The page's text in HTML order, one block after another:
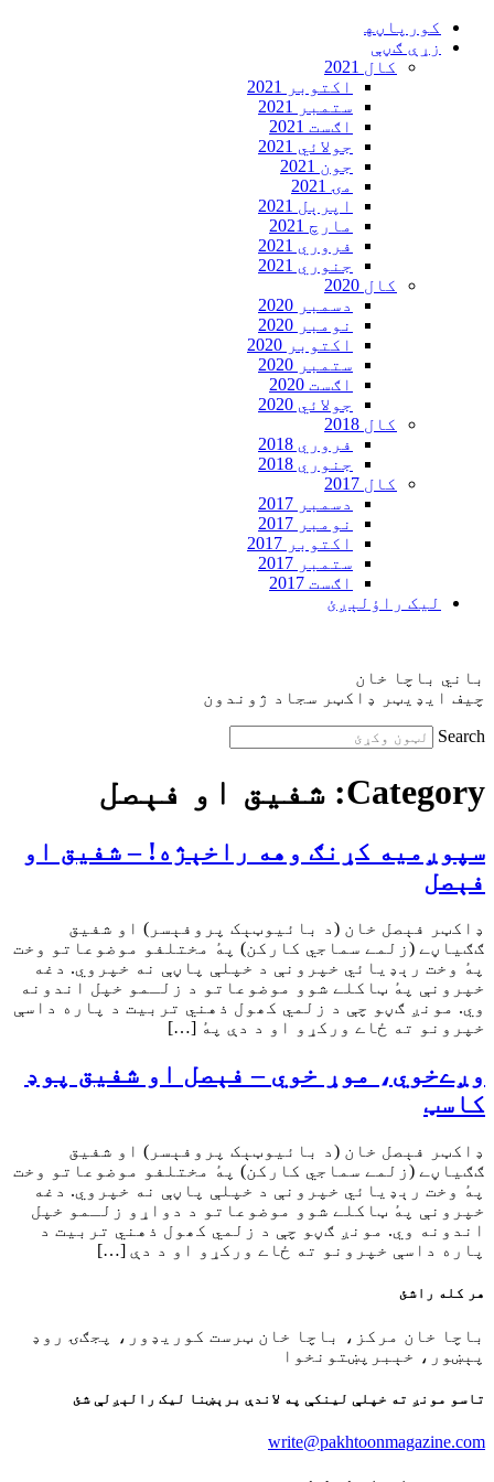
Skip
کورپاڼه‍
زړې ګڼې
کال 2021
اکتوبر 2021
ستمبر 2021
اګست 2021
جولائي 2021
جون 2021
مۍ 2021
اپرېل 2021
مارچ 2021
فروري 2021
جنوري 2021
کال 2020
دسمبر 2020
نومبر 2020
اکتوبر 2020
ستمبر 2020
اګست 2020
جولائي 2020
کال 2018
فروري 2018
جنوري 2018
کال 2017
دسمبر 2017
نومبر 2017
اکتوبر 2017
ستمبر 2017
اګست 2017
ليک راؤلېږئ
باني باچا خان
چيف ايډيټر ډاکټر سجاد ژوندون
Search
Category: شفيق او فېصل
سپوږمیه کړنګ وهه راخېژه! – شفيق او
فېصل
ډاکټر فېصل خان (د بائیوټېک پروفېسر) او شفیق
ګګیاڼے (زلمے سماجي کارکن) پهٔ مختلفو موضوعاتو وخت
پهٔ وخت رېډیائي خپرونې د خپلې پاڼې نه خپروي. دغه
خپرونې پهٔ ټاکلے شوو موضوعاتو د زلـمو خپل اندونه
وي. مونږ ګڼو چې د زلمي کھول ذهني تربیت د پاره داسې
خپرونو ته ځاے ورکړو او د دې پهٔ […]
وږےخوي، موړ خوي – فېصل او شفيق پوډ
کاسټ
ډاکټر فېصل خان (د بائیوټېک پروفېسر) او شفیق
ګګیاڼے (زلمے سماجي کارکن) پهٔ مختلفو موضوعاتو وخت
پهٔ وخت رېډیائي خپرونې د خپلې پاڼې نه خپروي. دغه
خپرونې پهٔ ټاکلے شوو موضوعاتو د دواړو زلـمو خپل
اندونه وي. مونږ ګڼو چې د زلمي کھول ذهني تربیت د
پاره داسې خپرونو ته ځاے ورکړو او د دې […]
هر کله راشئ
باچا خان مرکز، باچا خان ټرست کوريډور، پجګۍ روډ
پېښور، خېبرپښتونخوا
تاسو مونږ ته خپلې لينکې په لاندې برېښنا ليک رالېږلې شئ
write@pakhtoonmagazine.com